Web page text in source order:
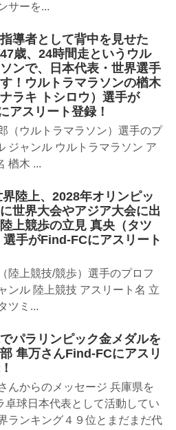
サーを...
導者として背中を見せた
歳、24時間走というウル
ソンで、日本代表・世界選手
！ウルトラマラソンの楢木
ラキ トシロウ）選手が
アスリート登録！
（ウルトラマラソン）選手のプ
ジャンル ウルトラマラソン ア
楢木 ...
陸上、2028年オリンピッ
世界大会やアジア大会に出
上競歩の立見 真央（タツ
選手がFind-FCにアスリート
陸上競技/競歩）選手のプロフ
ンル 陸上競技 アスリート名 立
ツミ...
パラリンピック金メダルを
隼万さんFind-FCにアスリ
んからのメッセージ 兵庫県を
卓球日本代表として活動してい
ランキング４９位とまだまだ代